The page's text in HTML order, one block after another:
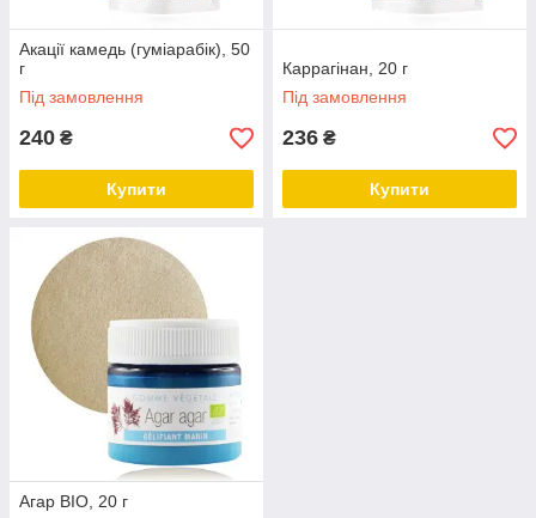
Акації камедь (гуміарабік), 50
г
Під замовлення
240 ₴
Купити
Каррагінан, 20 г
Під замовлення
236 ₴
Купити
Агар BIO, 20 г